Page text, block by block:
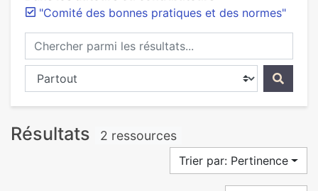
"Comité des bonnes pratiques et des normes"
Chercher parmi les résultats...
Chercher dans...
Résultats 2 ressources
Trier par: Pertinence